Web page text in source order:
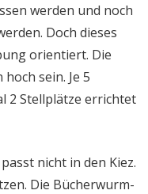
werden und noch
Doch dieses
orientiert. Die
sein. Je 5
2 Stellplätze errichtet
nicht in den Kiez.
Die Bücherwurm-